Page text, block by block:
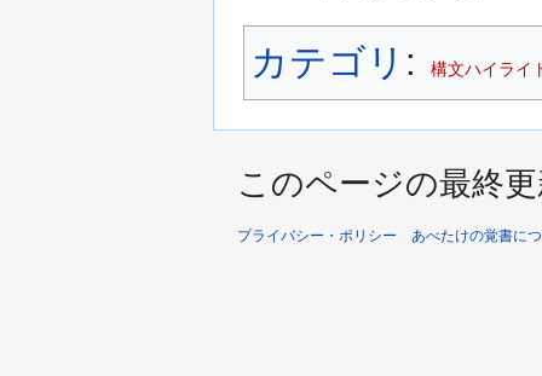
カテゴリ : 構文ハイライ
このページの最終
プライバシー・ポリシー あべたけの覚書に